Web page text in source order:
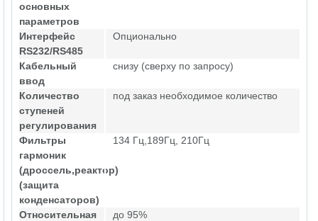
основных
параметров
Интерфейс
RS232/RS485
Опционально
Кабельный
ввод
снизу (сверху по запросу)
Количество
ступеней
регулирования
под заказ необходимое количество
Фильтры
гармоник
(дроссель,реактор)
(защита
конденсаторов)
134 Гц,189Гц, 210Гц
Относительная
до 95%